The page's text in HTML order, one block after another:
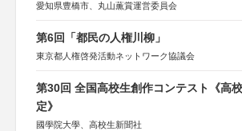
愛知県豊橋市、丸山薫賞運営委員会
第6回「都民の人権川柳」
東京都人権啓発活動ネットワーク協議会
第30回 全国高校生創作コンテスト《高
定》
國學院大學、高校生新聞社